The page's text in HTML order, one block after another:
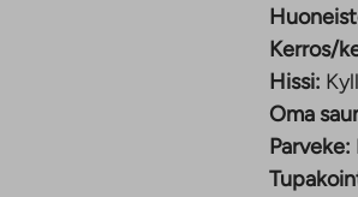
Kerros/
Hissi:
Oma
Parveke: